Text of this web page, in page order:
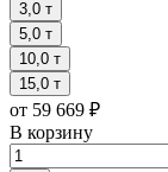
3,0 т
5,0 т
10,0 т
15,0 т
от 59 669 ₽
В корзину